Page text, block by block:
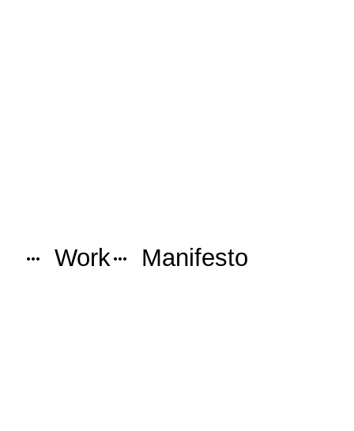
Work Manifesto